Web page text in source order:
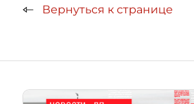
Вернуться к странице